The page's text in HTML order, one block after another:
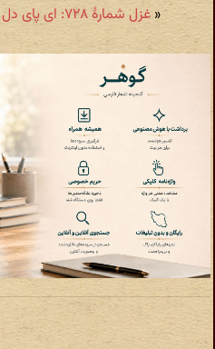
« غزل شمارهٔ ۷۲۸: ای پای دل ز عشق تو در گل بمانده